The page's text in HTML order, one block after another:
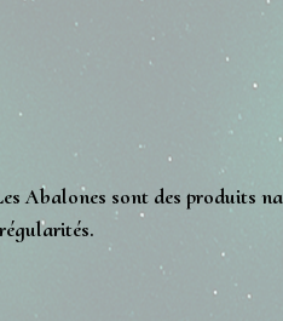
Abalones sont des produits